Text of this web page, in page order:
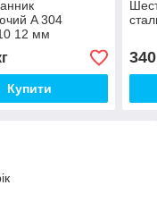
A 304
12 мм
Купити
340